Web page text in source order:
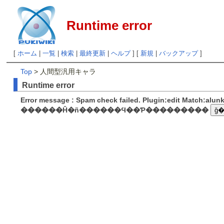
Runtime error
[ ホーム 一覧 検索| 最終更新| ヘルプ] [ 新規| バックアップ]
Top > 人間型汎用キャラ
Runtime error
Error message : Spam check failed. Plugin:edit
������Ĥ�ñ������Ϥ��Ƥ���������